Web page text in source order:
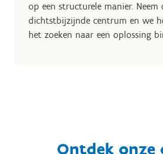
op een structurele manier.
dichtstbijzijnde centrum en we
het zoeken naar een oplossing
Ontdek onze